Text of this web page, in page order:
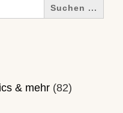
& mehr (82)